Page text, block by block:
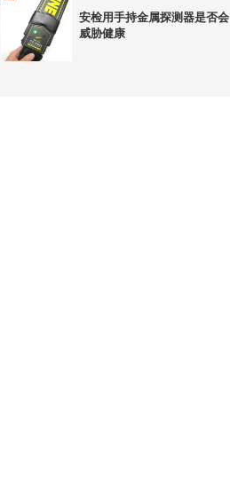
安检用手持金属探测器是否会
威胁健康